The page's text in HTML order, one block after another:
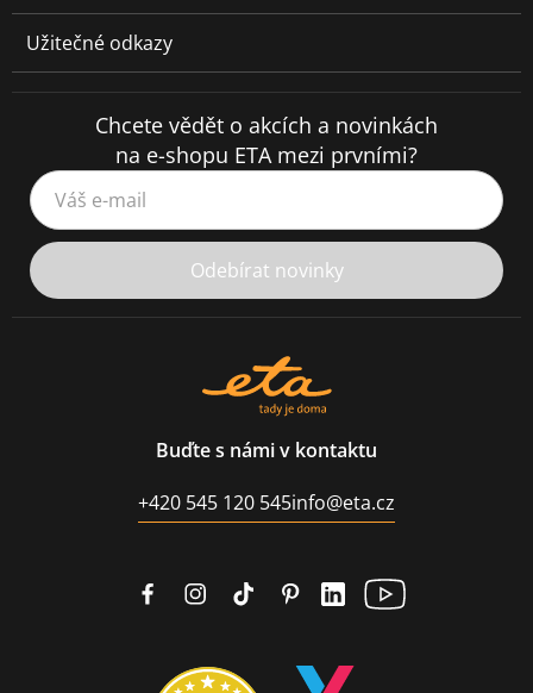
Užitečné odkazy
Chcete vědět o akcích a novinkách
na e-shopu ETA mezi prvními?
Váš e-mail
Odebírat novinky
Buďte s námi v kontaktu
+420 545 120 545info@eta.cz